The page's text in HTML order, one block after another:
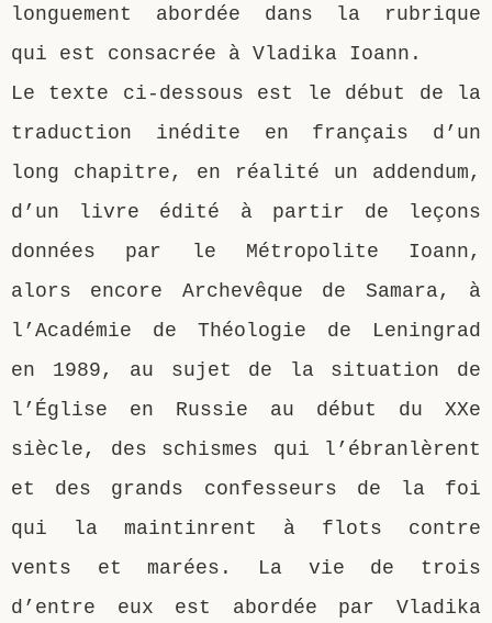
longuement abordée dans la rubrique
qui est consacrée à Vladika Ioann.
Le texte ci-dessous est le début de la
traduction inédite en français d’un
long chapitre, en réalité un addendum,
d’un livre édité à partir de leçons
données par le Métropolite Ioann,
alors encore Archevêque de Samara, à
l’Académie de Théologie de Leningrad
en 1989, au sujet de la situation de
l’Église en Russie au début du XXe
siècle, des schismes qui l’ébranlèrent
et des grands confesseurs de la foi
qui la maintinrent à flots contre
vents et marées. La vie de trois
d’entre eux est abordée par Vladika